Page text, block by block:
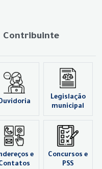
Contribuinte
Legislação
municipal
e
Concursos e
PSS